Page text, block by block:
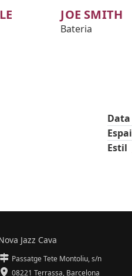
JOE SMITH
Bateria
Data
Espai
Estil
Jazz Cava
Passatge Tete Montoliu, s/n
08221 Terrassa, Barcelona